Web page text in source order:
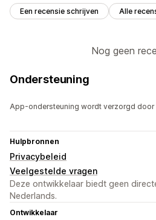
Een recensie schrijven Alle
Nog geen
Ondersteuning
App-ondersteuning wordt verzorgd door
Hulpbronnen
Privacybeleid
Veelgestelde vragen
Deze ontwikkelaar biedt geen
Nederlands.
Ontwikkelaar